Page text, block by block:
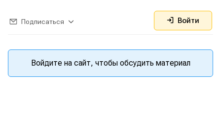
Подписаться Войти
Войдите на сайт, чтобы обсудить материал